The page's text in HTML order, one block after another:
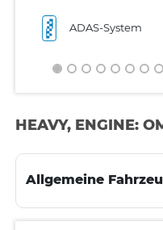
ADAS-System
HEAVY, ENGINE:
Allgemeine